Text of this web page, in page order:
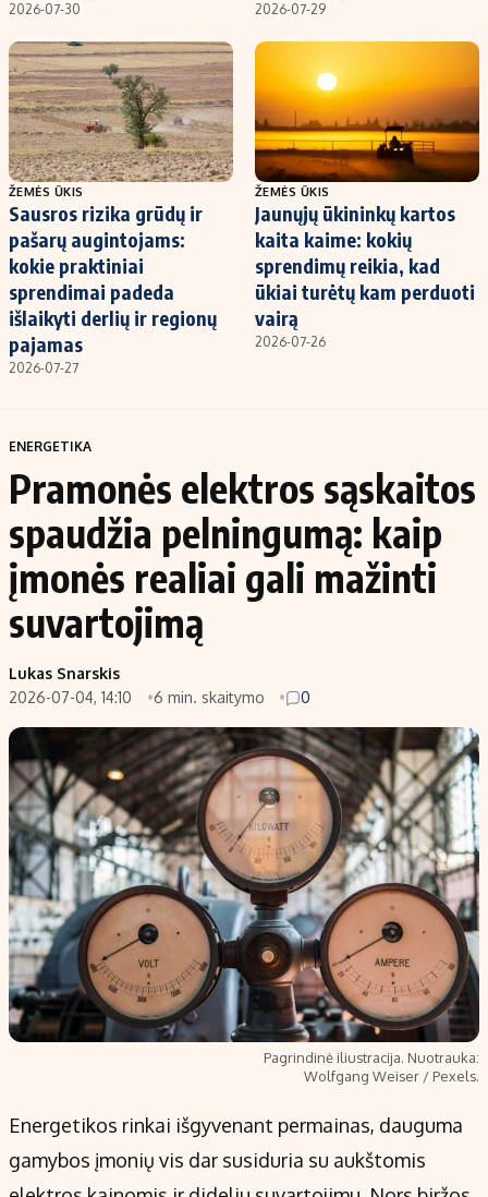
2026-07-30 2026-07-29
ŽEMĖS ŪKIS
Sausros rizika grūdų ir
pašarų augintojams:
kokie praktiniai
sprendimai padeda
išlaikyti derlių ir regionų
pajamas
2026-07-27
ŽEMĖS ŪKIS
Jaunųjų ūkininkų kartos
kaita kaime: kokių
sprendimų reikia, kad
ūkiai turėtų kam perduoti
vairą
2026-07-26
ENERGETIKA
Pramonės elektros sąskaitos
spaudžia pelningumą: kaip
įmonės realiai gali mažinti
suvartojimą
Lukas Snarskis
2026-07-04, 14:10
6 min. skaitymo 0
Pagrindinė iliustracija. Nuotrauka:
Wolfgang Weiser / Pexels.
Energetikos rinkai išgyvenant permainas, dauguma
gamybos įmonių vis dar susiduria su aukštomis